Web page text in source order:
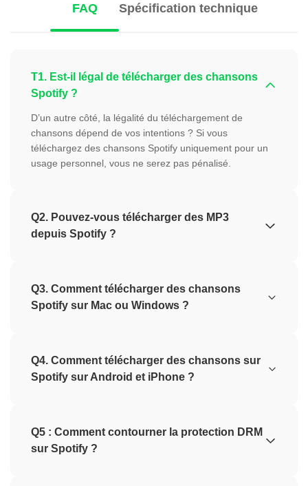
FAQ Spécification technique
T1. Est-il légal de télécharger des chansons
Spotify ?
D’un autre côté, la légalité du téléchargement de
chansons dépend de vos intentions ? Si vous
téléchargez des chansons Spotify uniquement pour un
usage personnel, vous ne serez pas pénalisé.
Q2. Pouvez-vous télécharger des MP3
depuis Spotify ?
Q3. Comment télécharger des chansons
Spotify sur Mac ou Windows ?
Q4. Comment télécharger des chansons sur
Spotify sur Android et iPhone ?
Q5 : Comment contourner la protection DRM
sur Spotify ?